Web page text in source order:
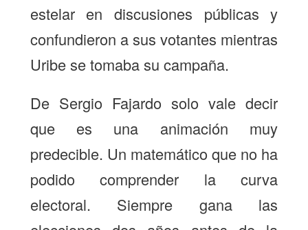
estelar en discusiones públicas y
confundieron a sus votantes mientras
Uribe se tomaba su campaña.
De Sergio Fajardo solo vale decir
que es una animación muy
predecible. Un matemático que no ha
podido comprender la curva
electoral. Siempre gana las